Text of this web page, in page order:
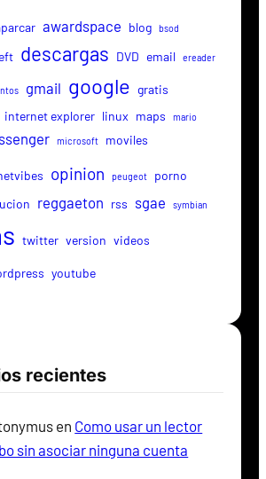
awardspace blog bsod
descargas DVD email ereader
gmail google gratis
internet explorer linux maps mario
microsoft moviles
opinion peugeot porno
reggaeton rss sgae symbian
twitter version videos
youtube
recientes
en Como usar un lector
sin asociar ninguna cuenta